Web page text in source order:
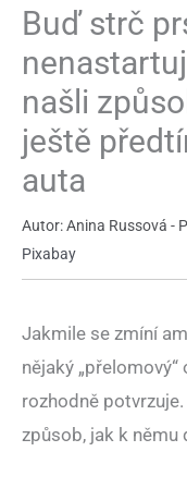
Buď strč
našli
ještě
auta
Autor: Anina Russová -
Pixabay
Jakmile se zmíní
nějaký
rozhodně
způsob, jak k němu